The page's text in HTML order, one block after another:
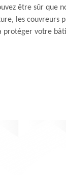
être sûr que
les couvreurs
votre